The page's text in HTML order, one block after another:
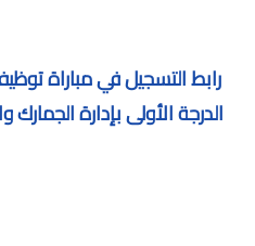
الدرجة الأولى بإدارة الجمارك